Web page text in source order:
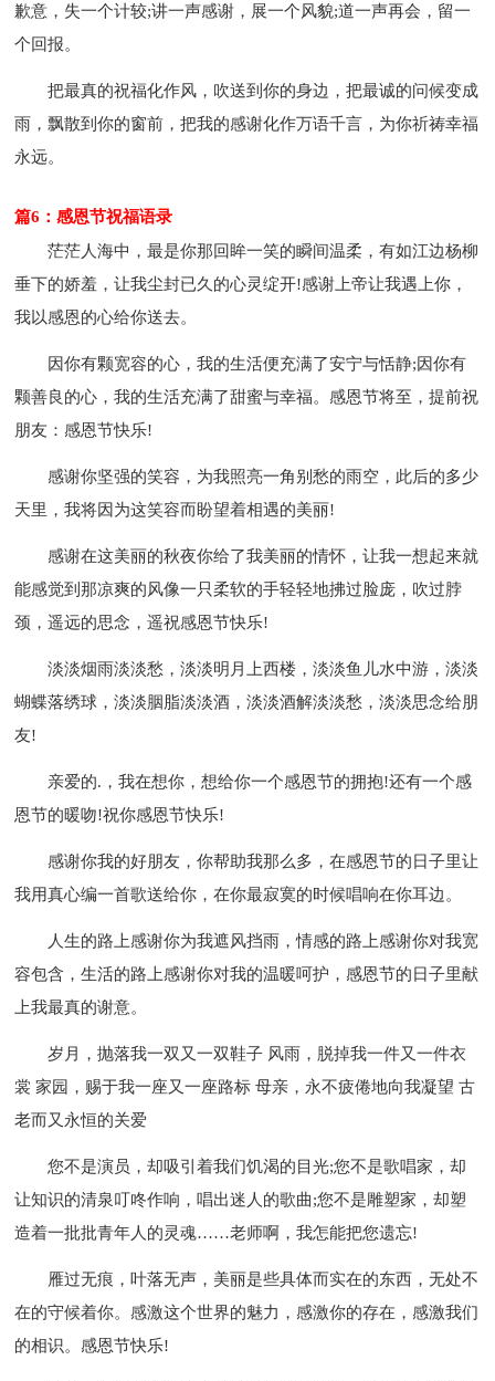
歉意，失一个计较;讲一声感谢，展一个风貌;道一声再会，留一
个回报。
把最真的祝福化作风，吹送到你的身边，把最诚的问候变成
雨，飘散到你的窗前，把我的感谢化作万语千言，为你祈祷幸福
永远。
篇6：感恩节祝福语录
茫茫人海中，最是你那回眸一笑的瞬间温柔，有如江边杨柳
垂下的娇羞，让我尘封已久的心灵绽开!感谢上帝让我遇上你，
我以感恩的心给你送去。
因你有颗宽容的心，我的生活便充满了安宁与恬静;因你有
颗善良的心，我的生活充满了甜蜜与幸福。感恩节将至，提前祝
朋友：感恩节快乐!
感谢你坚强的笑容，为我照亮一角别愁的雨空，此后的多少
天里，我将因为这笑容而盼望着相遇的美丽!
感谢在这美丽的秋夜你给了我美丽的情怀，让我一想起来就
能感觉到那凉爽的风像一只柔软的手轻轻地拂过脸庞，吹过脖
颈，遥远的思念，遥祝感恩节快乐!
淡淡烟雨淡淡愁，淡淡明月上西楼，淡淡鱼儿水中游，淡淡
蝴蝶落绣球，淡淡胭脂淡淡酒，淡淡酒解淡淡愁，淡淡思念给朋
友!
亲爱的.，我在想你，想给你一个感恩节的拥抱!还有一个感
恩节的暖吻!祝你感恩节快乐!
感谢你我的好朋友，你帮助我那么多，在感恩节的日子里让
我用真心编一首歌送给你，在你最寂寞的时候唱响在你耳边。
人生的路上感谢你为我遮风挡雨，情感的路上感谢你对我宽
容包含，生活的路上感谢你对我的温暖呵护，感恩节的日子里献
上我最真的谢意。
岁月，抛落我一双又一双鞋子 风雨，脱掉我一件又一件衣
裳 家园，赐于我一座又一座路标 母亲，永不疲倦地向我凝望 古
老而又永恒的关爱
您不是演员，却吸引着我们饥渴的目光;您不是歌唱家，却
让知识的清泉叮咚作响，唱出迷人的歌曲;您不是雕塑家，却塑
造着一批批青年人的灵魂……老师啊，我怎能把您遗忘!
雁过无痕，叶落无声，美丽是些具体而实在的东西，无处不
在的守候着你。感激这个世界的魅力，感激你的存在，感激我们
的相识。感恩节快乐!